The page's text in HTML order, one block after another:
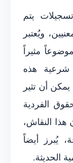
يتم
ويُعتبر
مثيراً
شرعية هذه
أن تثير
الفردية
هذا النقاش،
يُبرز أيضاً
الحديثة.